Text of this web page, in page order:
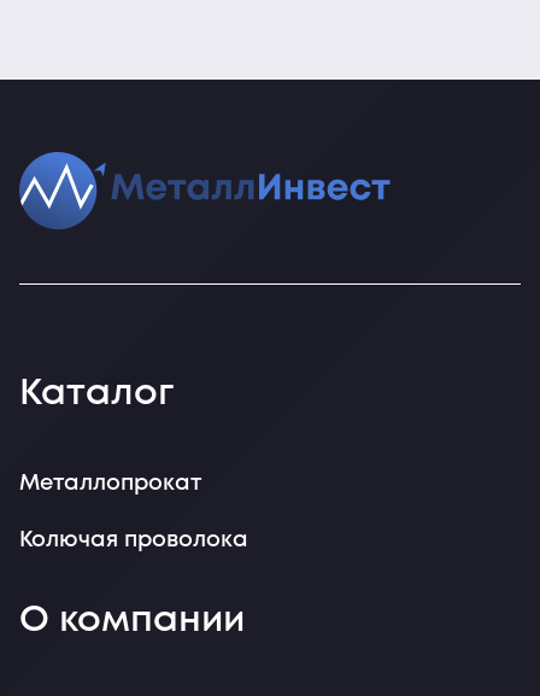
Каталог
Металлопрокат
Колючая проволока
О компании